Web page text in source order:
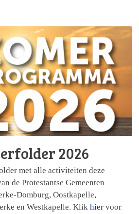
2026
met alle activiteiten deze
de Protestantse Gemeenten
Domburg, Oostkapelle,
en Westkapelle. Klik hier voor